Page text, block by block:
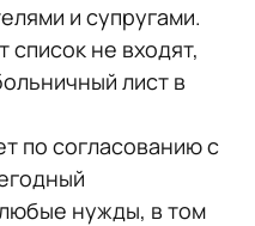
и супругами.
не входят,
лист в
по согласованию с
нужды, в том